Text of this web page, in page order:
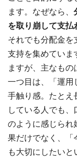
ます。なぜなら、
を取り崩して支払
それでも分配金を
支持を集めていま
ますが、主なもの
一つ目は、「運用
手触り感。たとえ
している人でも
のように感じられ
果だけでなく、「
も大切にしたい